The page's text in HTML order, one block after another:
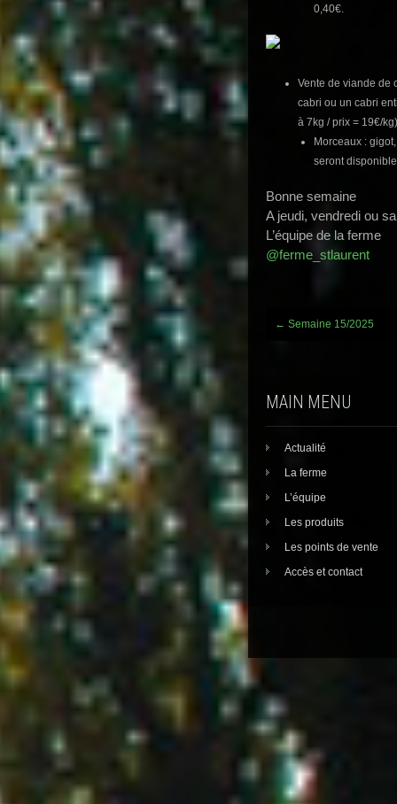
0,40€.
Vente de viande de
cabri ou un cabri
à 7kg / prix = 19€/kg)
Morceaux :
seront
Bonne semaine
A jeudi, vendredi ou
L’équipe de la ferme
@ferme_stlaurent
Post
← Semaine 15/2025
MAIN MENU
Actualité
La ferme
L’équipe
Les produits
Les points de vente
Accès et contact